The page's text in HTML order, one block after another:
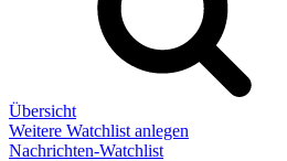
Übersicht
Weitere Watchlist anlegen
Nachrichten-Watchlist